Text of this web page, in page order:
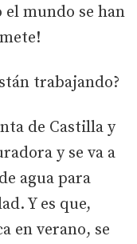
mundo se han
trabajando?
de Castilla y
y se va a
agua para
Y es que,
en verano, se